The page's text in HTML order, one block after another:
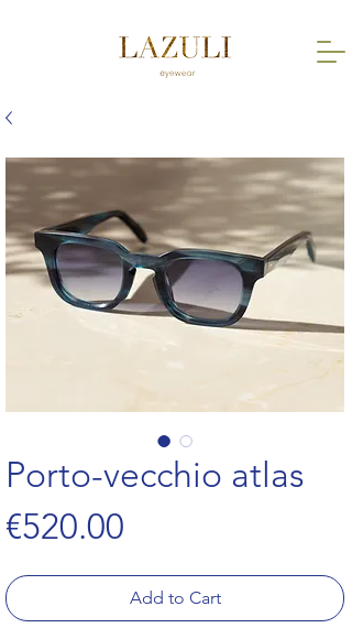
Porto-vecchio atlas
€520.00
Add to Cart